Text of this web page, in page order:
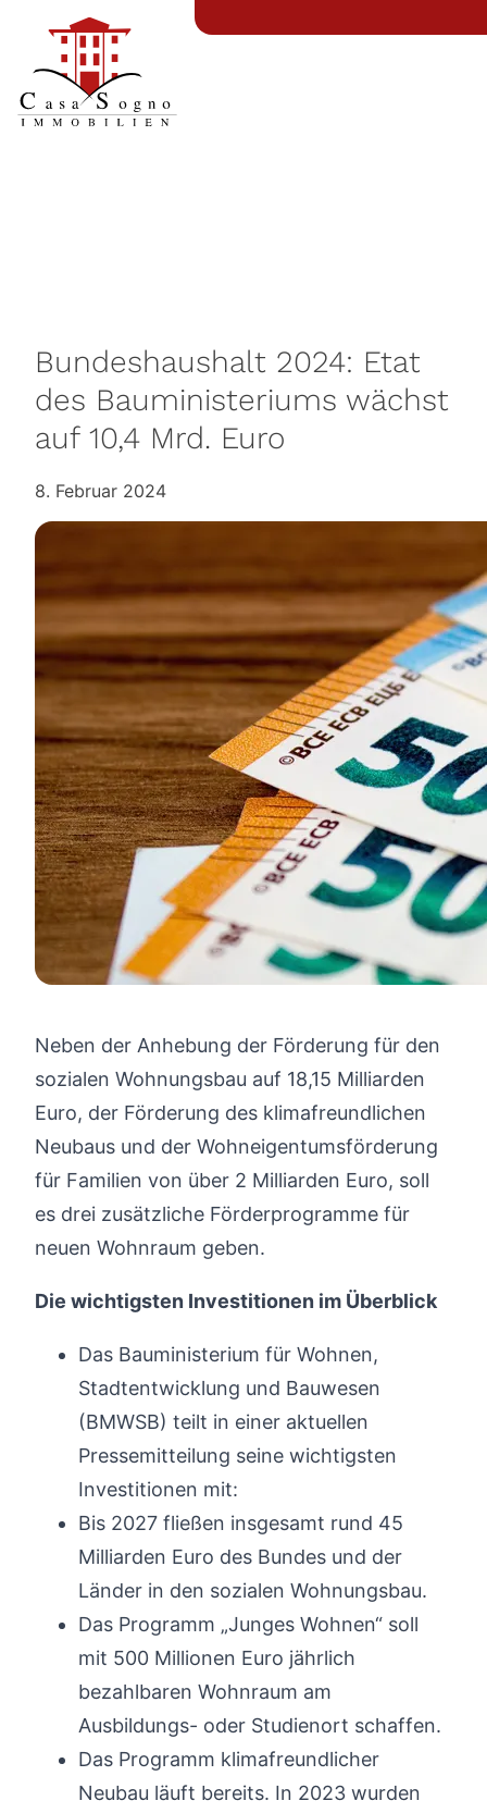
Bundeshaushalt 2024: Etat
des Bauministeriums wächst
auf 10,4 Mrd. Euro
8. Februar 2024
Neben der Anhebung der Förderung für den
sozialen Wohnungsbau auf 18,15 Milliarden
Euro, der Förderung des klimafreundlichen
Neubaus und der Wohneigentumsförderung
für Familien von über 2 Milliarden Euro, soll
es drei zusätzliche Förderprogramme für
neuen Wohnraum geben.
Die wichtigsten Investitionen im Überblick
Das Bauministerium für Wohnen,
Stadtentwicklung und Bauwesen
(BMWSB) teilt in einer aktuellen
Pressemitteilung seine wichtigsten
Investitionen mit:
Bis 2027 fließen insgesamt rund 45
Milliarden Euro des Bundes und der
Länder in den sozialen Wohnungsbau.
Das Programm „Junges Wohnen“ soll
mit 500 Millionen Euro jährlich
bezahlbaren Wohnraum am
Ausbildungs- oder Studienort schaffen.
Das Programm klimafreundlicher
Neubau läuft bereits. In 2023 wurden